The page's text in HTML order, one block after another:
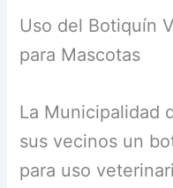
Uso del Botiquín
para Mascotas
La Municipalidad
sus vecinos un
para uso